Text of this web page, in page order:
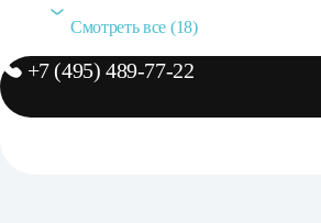
Смотреть все (18)
+7 (495) 489-77-22